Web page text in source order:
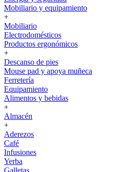
Mobiliario y equipamiento
+
Mobiliario
Electrodomésticos
Productos ergonómicos
+
Descanso de pies
Mouse pad y apoya muñeca
Ferretería
Equipamiento
Alimentos y bebidas
+
Almacén
+
Aderezos
Café
Infusiones
Yerba
Galletas